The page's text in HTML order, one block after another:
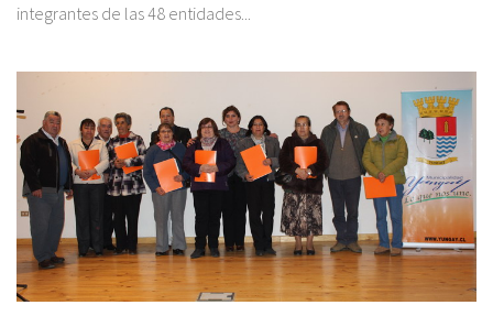
integrantes de las 48 entidades...